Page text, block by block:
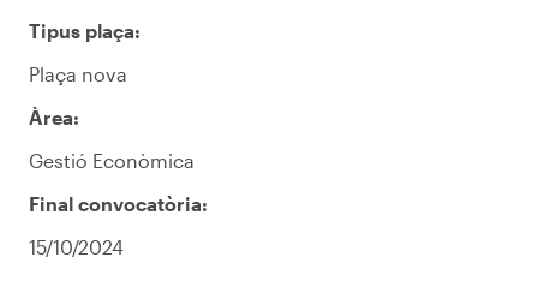
Tipus plaça:
Plaça nova
Àrea:
Gestió Econòmica
Final convocatòria:
15/10/2024